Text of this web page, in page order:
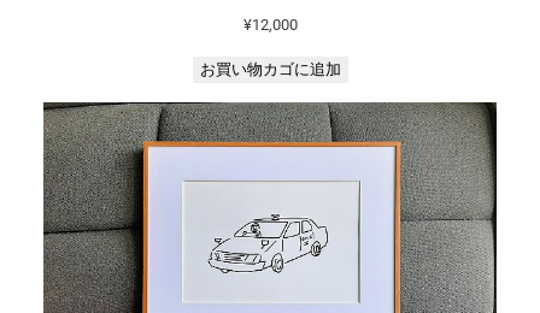
¥12,000
お買い物カゴに追加